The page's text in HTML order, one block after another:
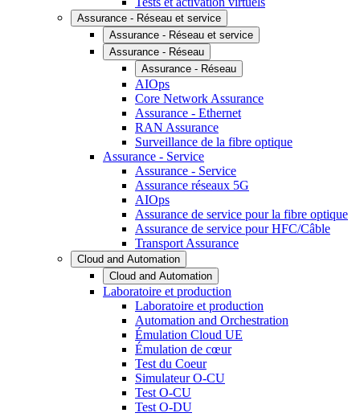
Assurance - Réseau et service
Assurance - Réseau et service
Assurance - Réseau
Assurance - Réseau
AIOps
Core Network Assurance
Assurance - Ethernet
RAN Assurance
Surveillance de la fibre optique
Assurance - Service
Assurance - Service
Assurance réseaux 5G
AIOps
Assurance de service pour la fibre optique
Assurance de service pour HFC/Câble
Transport Assurance
Cloud and Automation
Cloud and Automation
Laboratoire et production
Laboratoire et production
Automation and Orchestration
Émulation Cloud UE
Émulation de cœur
Test du Coeur
Simulateur O-CU
Test O-CU
Test O-DU